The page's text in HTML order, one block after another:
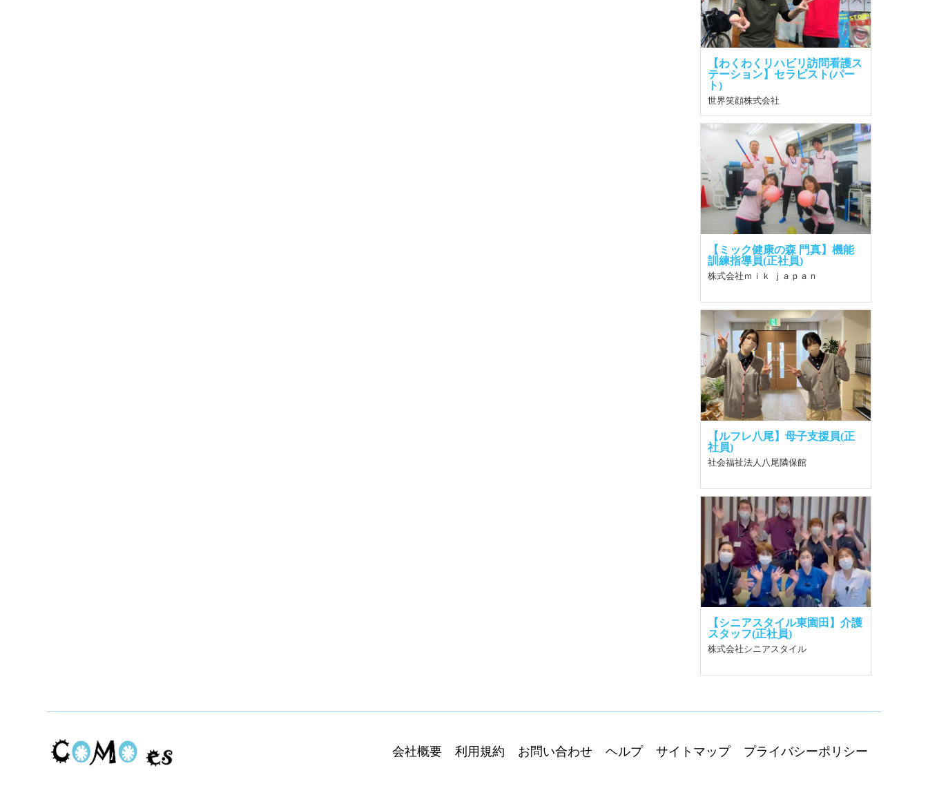
【わくわくリハビリ訪問看護ス
テーション】セラピスト(パー
ト)
世界笑顔株式会社
【ミック健康の森 門真】機能
訓練指導員(正社員)
株式会社ｍｉｋ ｊａｐａｎ
【ルフレ八尾】母子支援員(正
社員)
社会福祉法人八尾隣保館
【シニアスタイル東園田】介護
スタッフ(正社員)
株式会社シニアスタイル
会社概要 利用規約 お問い合わせ ヘルプ サイトマップ プライバシーポリシー